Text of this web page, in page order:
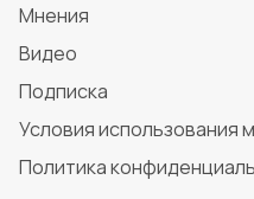
Мнения
Видео
Подписка
Условия использования
Политика